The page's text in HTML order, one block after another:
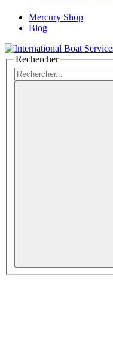
Mercury Shop
Blog
Rechercher